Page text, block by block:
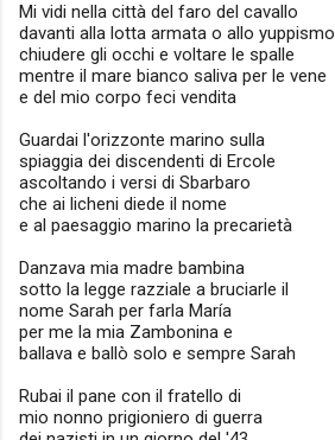
Mi vidi nella città del faro del cavallo
davanti alla lotta armata o allo yuppismo
chiudere gli occhi e voltare le spalle
mentre il mare bianco saliva per le vene
e del mio corpo feci vendita
Guardai l'orizzonte marino sulla
spiaggia dei discendenti di Ercole
ascoltando i versi di Sbarbaro
che ai licheni diede il nome
e al paesaggio marino la precarietà
Danzava mia madre bambina
sotto la legge razziale a bruciarle il
nome Sarah per farla María
per me la mia Zambonina e
ballava e ballò solo e sempre Sarah
Rubai il pane con il fratello di
mio nonno prigioniero di guerra